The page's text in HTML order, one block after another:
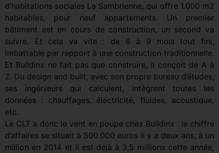
d’habitations sociales La Sambrienne, qui offre 1.000 m2
habitables, pour neuf appartements. Un premier
bâtiment est en cours de construction, un second va
suivre. Et cela va vite : de 6 à 9 mois tout fini,
imbattable par rapport à une construction traditionnelle.
Et Buildinx ne fait pas que construire, il conçoit de A à
Z. Du design and built, avec son propre bureau d’études,
ses ingénieurs qui calculent, intègrent toutes les
données : chauffages, électricité, fluides, acoustique,
etc.
Le CLT a donc le vent en poupe chez Buildinx : le chiffre
d’affaires se situait à 500.000 euros il y a deux ans, à un
million en 2014 et il est déjà à 3,5 millions cette année,